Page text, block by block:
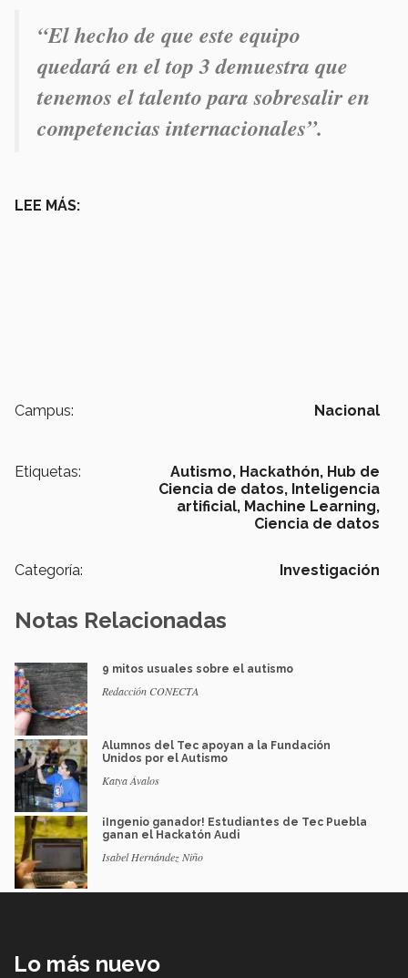
“El hecho de que este equipo
quedará en el top 3 demuestra que
tenemos el talento para sobresalir en
competencias internacionales”.
LEE MÁS:
Campus: Nacional
Etiquetas: Autismo, Hackathón, Hub de
Ciencia de datos, Inteligencia
artificial, Machine Learning,
Ciencia de datos
Categoría: Investigación
Notas Relacionadas
9 mitos usuales sobre el autismo
Redacción CONECTA
Alumnos del Tec apoyan a la Fundación
Unidos por el Autismo
Katya Ávalos
¡Ingenio ganador! Estudiantes de Tec Puebla
ganan el Hackatón Audi
Isabel Hernández Niño
Lo más nuevo